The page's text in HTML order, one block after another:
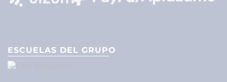
ESCUELAS DEL GRUPO